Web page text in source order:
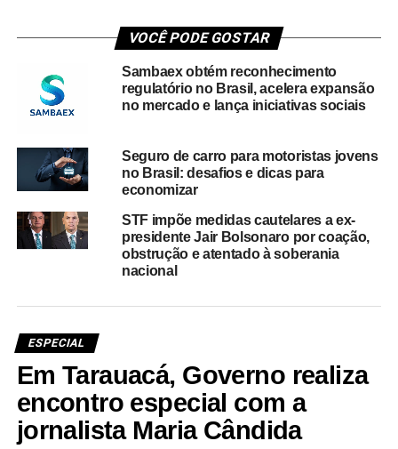
VOCÊ PODE GOSTAR
Sambaex obtém reconhecimento
regulatório no Brasil, acelera expansão
no mercado e lança iniciativas sociais
Seguro de carro para motoristas jovens
no Brasil: desafios e dicas para
economizar
STF impõe medidas cautelares a ex-
presidente Jair Bolsonaro por coação,
obstrução e atentado à soberania
nacional
ESPECIAL
Em Tarauacá, Governo realiza
encontro especial com a
jornalista Maria Cândida